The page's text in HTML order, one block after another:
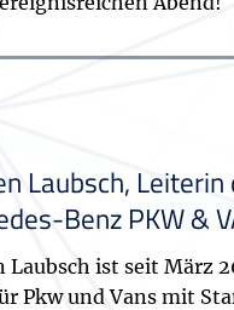
Laubsch,
Benz PKW &
Laubsch ist seit März
Pkw und Vans mit